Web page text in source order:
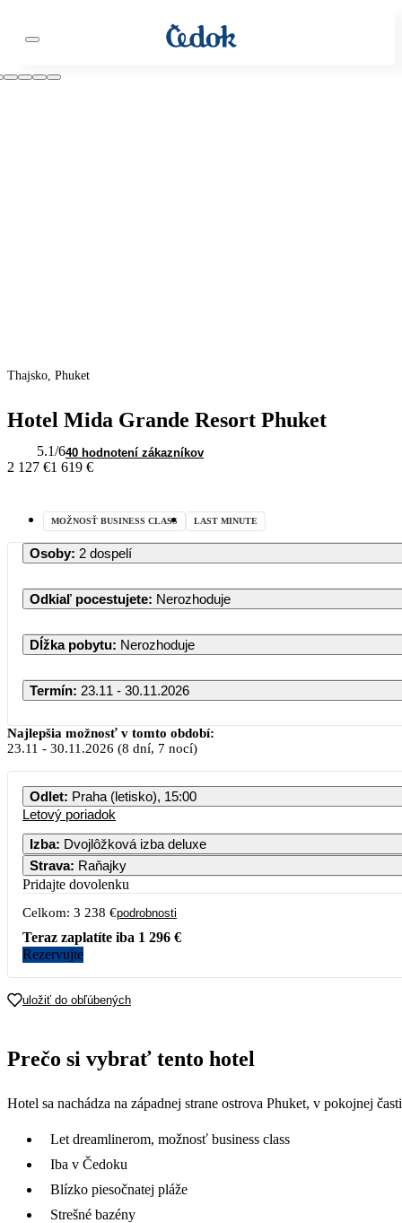
Thajsko, Phuket
Hotel Mida Grande Resort Phuket
5.1/640 hodnotení zákazníkov
2 127 €1 619 €
MOŽNOSŤ BUSINESS CLASS LAST MINUTE
Osoby: 2 dospelí
Odkiaľ pocestujete: Nerozhoduje
Dĺžka pobytu: Nerozhoduje
Termín: 23.11 - 30.11.2026
Najlepšia možnosť v tomto období:
23.11 - 30.11.2026 (8 dní, 7 nocí)
Odlet: Praha (letisko), 15:00
Letový poriadok
Izba: Dvojlôžková izba deluxe
Strava: Raňajky
Pridajte dovolenku
Celkom: 3 238 €podrobnosti
Teraz zaplatíte iba 1 296 €
Rezervujte
uložiť do obľúbených
Prečo si vybrať tento hotel
Hotel sa nachádza na západnej strane ostrova Phuket, v pokojnej
Let dreamlinerom, možnosť business class
Iba v Čedoku
Blízko piesočnatej pláže
Strešné bazény